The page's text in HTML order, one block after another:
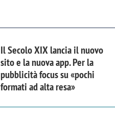
Il Secolo XIX lancia il nuovo
sito e la nuova app. Per la
pubblicità focus su «pochi
formati ad alta resa»